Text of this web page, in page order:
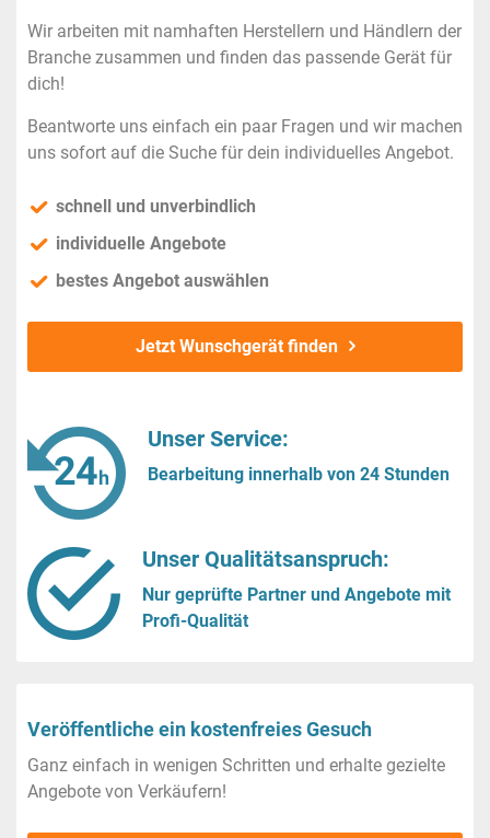
Wir arbeiten mit namhaften Herstellern und Händlern der
Branche zusammen und finden das passende Gerät für
dich!
Beantworte uns einfach ein paar Fragen und wir machen
uns sofort auf die Suche für dein individuelles Angebot.
schnell und unverbindlich
individuelle Angebote
bestes Angebot auswählen
Jetzt Wunschgerät finden
Unser Service:
Bearbeitung innerhalb von 24 Stunden
Unser Qualitätsanspruch:
Nur geprüfte Partner und Angebote mit
Profi-Qualität
Veröffentliche ein kostenfreies Gesuch
Ganz einfach in wenigen Schritten und erhalte gezielte
Angebote von Verkäufern!